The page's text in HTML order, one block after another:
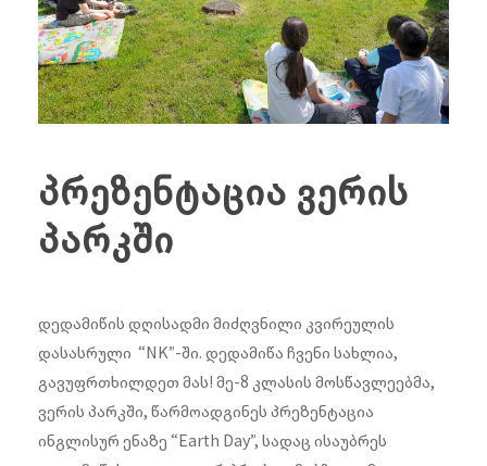
პრეზენტაცია ვერის
პარკში
დედამიწის დღისადმი მიძღვნილი კვირეულის
დასასრული “NK”-ში. დედამიწა ჩვენი სახლია,
გავუფრთხილდეთ მას! მე-8 კლასის მოსწავლეებმა,
ვერის პარკში, წარმოადგინეს პრეზენტაცია
ინგლისურ ენაზე “Earth Day”, სადაც ისაუბრეს